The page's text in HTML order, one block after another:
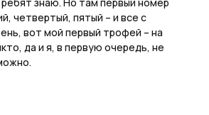
четвертый, пятый – и все с
вот мой первый трофей – на
да и я, в первую очередь, не